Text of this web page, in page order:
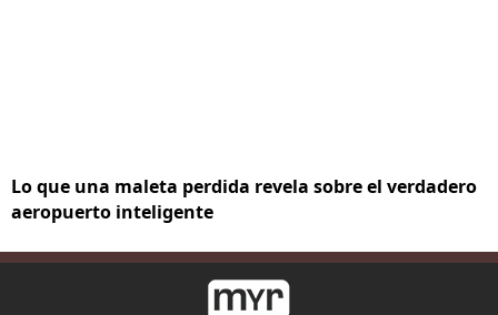
Lo que una maleta perdida revela sobre el verdadero
aeropuerto inteligente